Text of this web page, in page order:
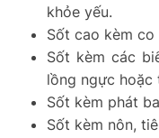
khỏe yếu.
Sốt cao kèm co
Sốt kèm các
lồng ngực hoặc
Sốt kèm phát
Sốt kèm nôn,